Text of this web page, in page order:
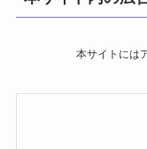
本サイトには